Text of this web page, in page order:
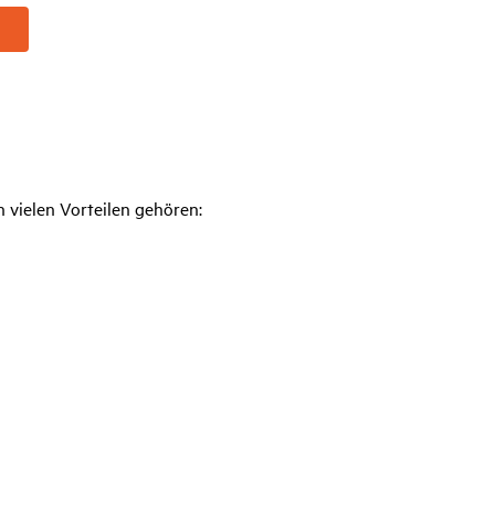
vielen Vorteilen gehören: